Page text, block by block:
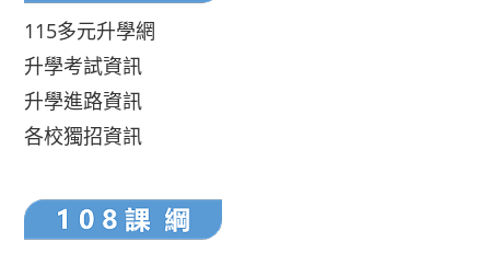
115多元升學網
升學考試資訊
升學進路資訊
各校獨招資訊